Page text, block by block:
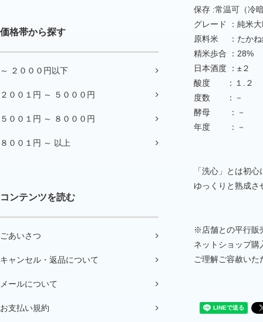
価格帯から探す
～ ２０００円以下
２００１円 ～ ５０００円
５００１円 ～ ８０００円
８００１円 ～ 以上
コンテンツを読む
ごあいさつ
キャンセル・返品について
メールについて
お支払い規約
保存 :常温可（冷
グレード ：純米
原料米 ：たかね
精米歩合 ：28%
日本酒度 ：±２
酸度 ：１.２
度数 ：－
酵母 ：－
年度 ：－
「洗心」とは初
ゆっくりと熟成さ
※店舗との平行販
ネットショップ購
ご理解ご容赦い